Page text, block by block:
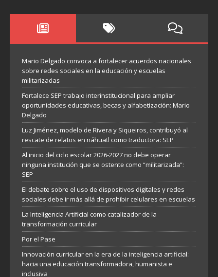
Mario Delgado convoca a fortalecer acuerdos nacionales
sobre redes sociales en la educación y escuelas
militarizadas
Fortalece SEP trabajo interinstitucional para ampliar
oportunidades educativas, becas y alfabetización: Mario
Delgado
Luz Jiménez, modelo de Rivera y Siqueiros, contribuyó al
rescate de relatos en náhuatl como traductora: SEP
Al inicio del ciclo escolar 2026-2027 no debe operar
ninguna institución que se ostente como “militarizada”:
SEP
El debate sobre el uso de dispositivos digitales y redes
sociales debe ir más allá de prohibir celulares en escuelas
La Inteligencia Artificial como catalizador de la
transformación curricular
Por el Pase
Innovación curricular en la era de la inteligencia artificial:
hacia una educación transformadora, humanista e
inclusiva